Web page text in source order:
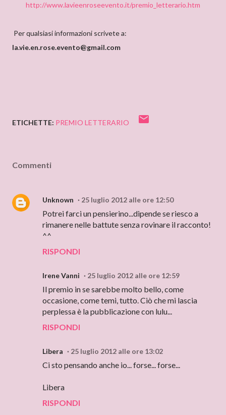
http://www.lavieenroseevento.it/premio_letterario.htm
Per qualsiasi informazioni scrivete a:
la.vie.en.rose.evento@gmail.com
ETICHETTE: PREMIO LETTERARIO
Commenti
Unknown 25 luglio 2012 alle ore 12:50
Potrei farci un pensierino...dipende se riesco a
rimanere nelle battute senza rovinare il racconto!
^^
RISPONDI
Irene Vanni 25 luglio 2012 alle ore 12:59
Il premio in se sarebbe molto bello, come
occasione, come temi, tutto. Ciò che mi lascia
perplessa è la pubblicazione con lulu...
RISPONDI
Libera 25 luglio 2012 alle ore 13:02
Ci sto pensando anche io... forse... forse...
Libera
RISPONDI